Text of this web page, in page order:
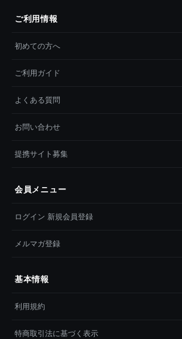
ご利用情報
初めての方へ
ご利用ガイド
よくある質問
お問い合わせ
提携サイト募集
会員メニュー
ログイン 新規会員登録
メルマガ登録
基本情報
利用規約
特商取引法に基づく表示